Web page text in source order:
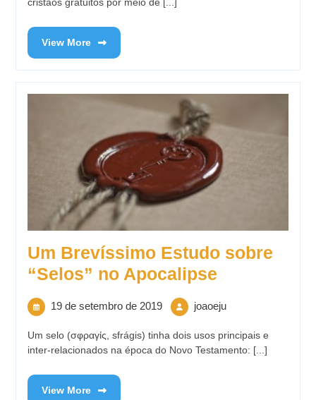
cristãos gratuitos por meio de [...]
View More
Um Brevíssimo Estudo sobre
“Selos” no Apocalipse
19 de setembro de 2019 joaoeju
Um selo (σφραγίς, sfrágis) tinha dois usos principais e
inter-relacionados na época do Novo Testamento: [...]
View More